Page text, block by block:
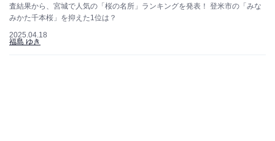
査結果から、宮城で人気の「桜の名所」ランキングを発表！ 登米市の「みな
みかた千本桜」を抑えた1位は？
2025.04.18
福島 ゆき